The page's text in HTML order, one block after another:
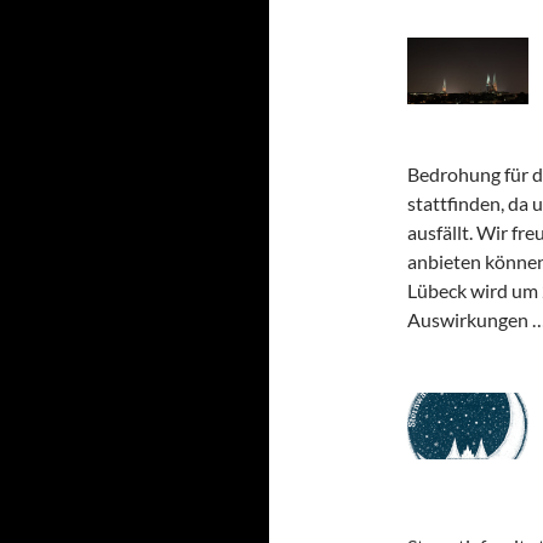
Bedrohung für
stattfinden, da
ausfällt. Wir
anbieten
Lübeck wird
Auswirkungen …